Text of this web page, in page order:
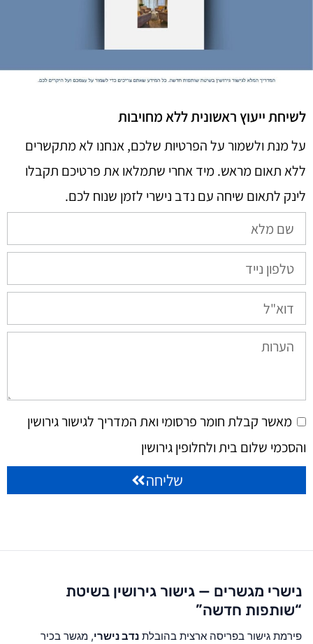
לשיחת ייעוץ ראשונית ללא מחויבות
על מנת ולשמור על הפרטיות שלכם, אנחנו לא מתקשרים
ללא תאום מראש. מיד אחרי שתמלאו את פרטיכם תקבלו
לינק לתאום שיחה עם נדב נישרי לזמן שנוח לכם.​
מאשר קבלת חומר פרסומי ואת המדריך לגישור גירושין
והסכמי שלום בית ולחלופין גירושין
שליחה
נישרי מגשרים — גישור גירושין בשיטת
“שותפות חדשה”
פירמת גישור בפריסה ארצית בהובלת נדב נישרי, מגשר בכיר